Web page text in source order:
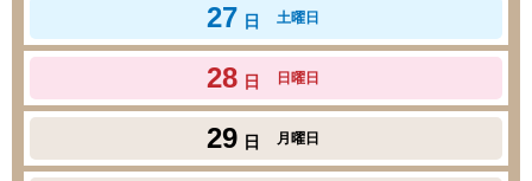
27 日 土曜日
28 日 日曜日
29 日 月曜日